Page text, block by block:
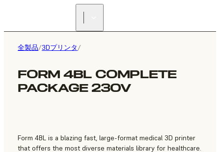
全製品/3Dプリンタ/
FORM 4BL COMPLETE
PACKAGE 230V
Form 4BL is a blazing fast, large-format medical 3D printer
that offers the most diverse materials library for healthcare.